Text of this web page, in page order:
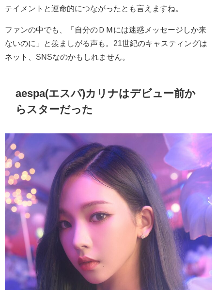
テイメントと運命的につながったとも言えますね。
ファンの中でも、「自分のＤＭには迷惑メッセージしか来
ないのに」と羨ましがる声も。21世紀のキャスティングは
ネット、SNSなのかもしれません。
aespa(エスパ)カリナはデビュー前か
らスターだった